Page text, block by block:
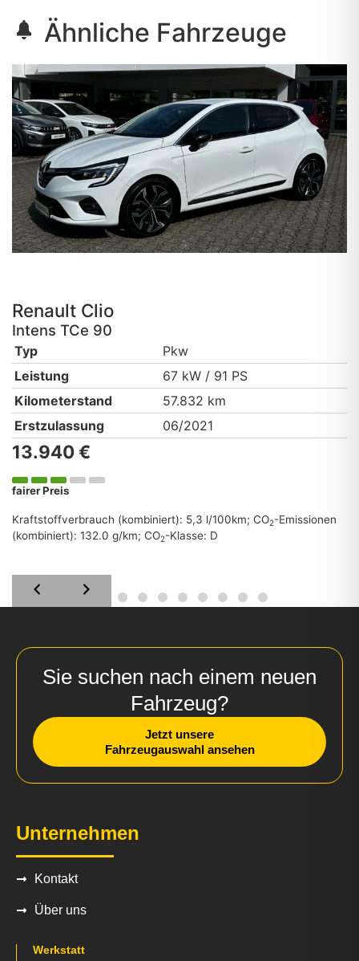
Ähnliche Fahrzeuge
Renault Clio
Intens TCe 90
Typ
Pkw
Leistung
67 kW / 91 PS
Kilometerstand
57.832 km
Erstzulassung
06/2021
13.940 €
fairer Preis
Kraftstoffverbrauch (kombiniert): 5,3 l/100km; CO2-Emissionen
(kombiniert): 132.0 g/km; CO2-Klasse: D
Sie suchen nach einem neuen
Fahrzeug?
Jetzt unsere
Fahrzeugauswahl ansehen
Unternehmen
Kontakt
Über uns
Werkstatt